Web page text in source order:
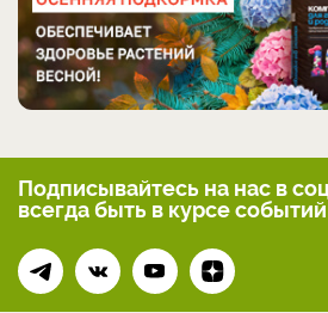
Подписывайтесь на нас в
всегдабыть в курсе событий